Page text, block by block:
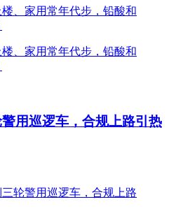
用巡逻车，合规上路引热